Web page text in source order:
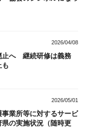
2026/04/08
止へ 継続研修は義務
も
2026/05/01
事業所等に対するサービ
の実施状況（随時更